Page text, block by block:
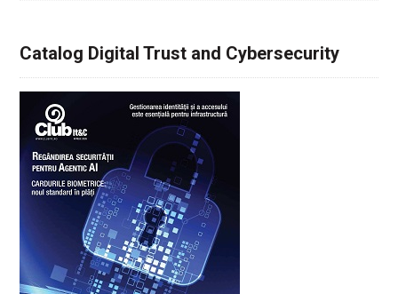
Catalog Digital Trust and Cybersecurity